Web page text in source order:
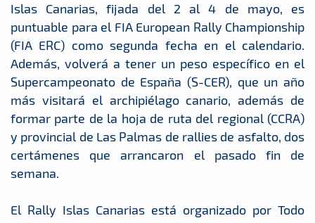
Islas Canarias, fijada del 2 al 4 de mayo, es
puntuable para el FIA European Rally Championship
(FIA ERC) como segunda fecha en el calendario.
Además, volverá a tener un peso específico en el
Supercampeonato de España (S-CER), que un año
más visitará el archipiélago canario, además de
formar parte de la hoja de ruta del regional (CCRA)
y provincial de Las Palmas de rallies de asfalto, dos
certámenes que arrancaron el pasado fin de
semana.
El Rally Islas Canarias está organizado por Todo